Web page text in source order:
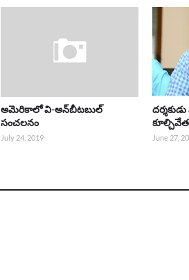
అమెరికాలో వి-అన్‌బీటబుల్
సంచలనం
July 24, 2019
కూల్చివేత
June 27,